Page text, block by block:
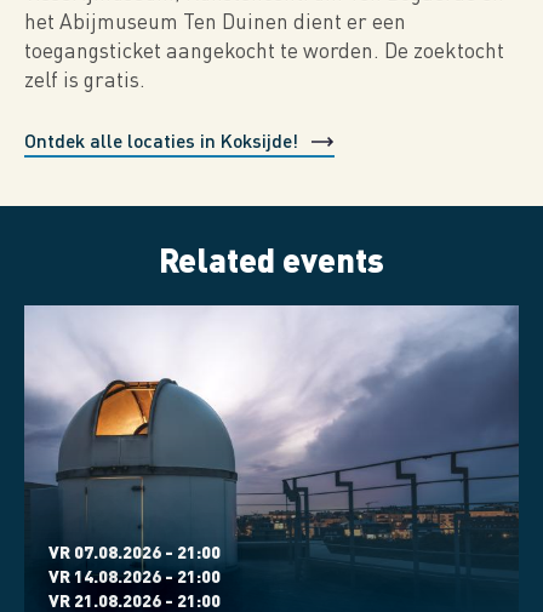
het Abijmuseum Ten Duinen dient er een
toegangsticket aangekocht te worden. De zoektocht
zelf is gratis.
Ontdek alle locaties in Koksijde!
Related events
VR 07.08.2026 - 21:00
VR 14.08.2026 - 21:00
VR 21.08.2026 - 21:00